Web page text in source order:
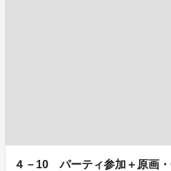
４－10 パーティ参加＋原画